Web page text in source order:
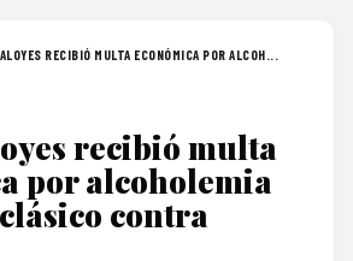
RECIBIÓ MULTA ECONÓMICA POR ALCOH...
recibió multa
por alcoholemia
contra